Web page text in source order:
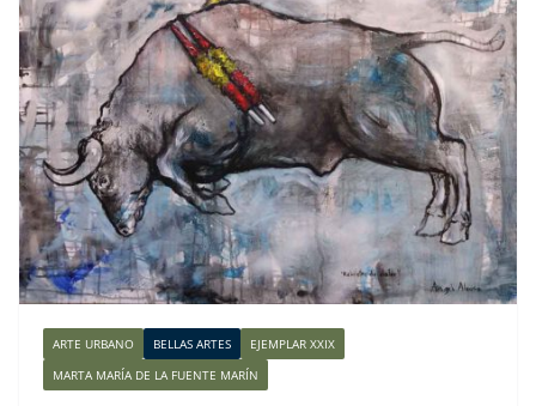
ARTE URBANO BELLAS ARTES
EJEMPLAR XXIX
MARTA MARÍA DE LA FUENTE MARÍN